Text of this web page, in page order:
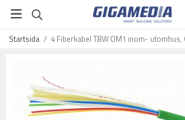
Startsida / 4 Fiberkabel TBW OM1 inom- utomhus,